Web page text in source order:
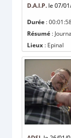
D.A.I.P. le 07/
Durée :
Résumé :
Lieux : Epinal